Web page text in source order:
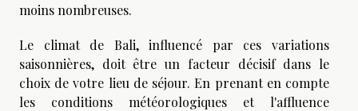
moins nombreuses.
Le climat de Bali, influencé par ces variations
saisonnières, doit être un facteur décisif dans le
choix de votre lieu de séjour. En prenant en compte
les conditions météorologiques et l'affluence